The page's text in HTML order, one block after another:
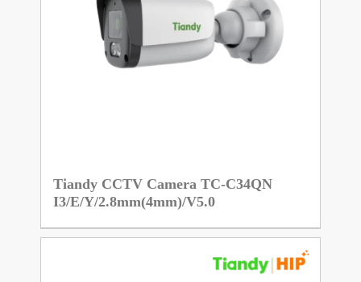
Tiandy CCTV Camera TC-C34QN
I3/E/Y/2.8mm(4mm)/V5.0